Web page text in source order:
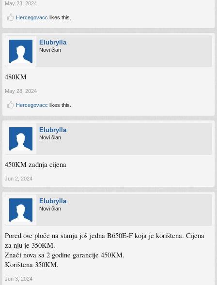
May 23, 2024
Hercegovacc likes this.
Elubrylla
Novi član
480KM
May 28, 2024
Hercegovacc likes this.
Elubrylla
Novi član
450KM zadnja cijena
Jun 2, 2024
Elubrylla
Novi član
Pored ove ploče na stanju još jedna B650E-F koja je korištena. Cijena
za nju je 350KM.
Znači nova sa 2 godine garancije 450KM.
Korištena 350KM.
Jun 3, 2024